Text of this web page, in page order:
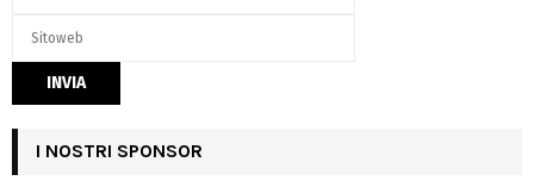
I NOSTRI SPONSOR